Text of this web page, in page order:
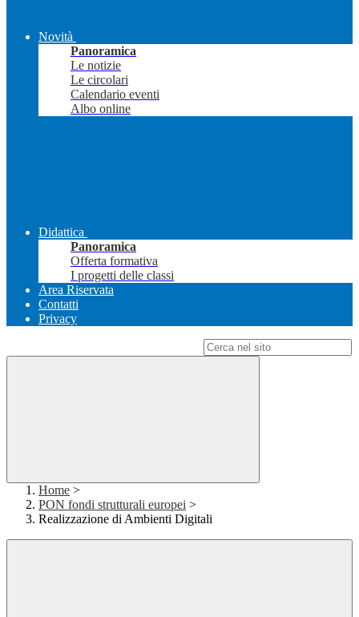
Novità
Panoramica
Le notizie
Le circolari
Calendario eventi
Albo online
Didattica
Panoramica
Offerta formativa
I progetti delle classi
Area Riservata
Contatti
Privacy
Home >
PON fondi strutturali europei >
Realizzazione di Ambienti Digitali